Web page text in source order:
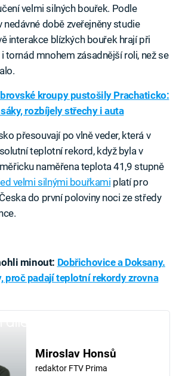
velmi silných bouřek. Podle
době zveřejněny studie
interakce blízkých bouřek hrají při
tornád mnohem zásadnější roli, než se
kroupy pustošily Prachaticko:
rozbíjely střechy i auta
přesouvají po vlně veder, která v
teplotní rekord, když byla v
naměřena teplota 41,9 stupně
velmi silnými bouřkami platí pro
do první poloviny noci ze středy
minout: Dobřichovice a Doksany.
proč padají teplotní rekordy zrovna
Miroslav Honsů
redaktor FTV Prima